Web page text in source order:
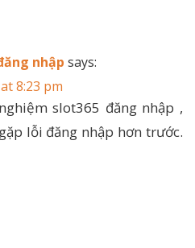
nhập says:
8:23 pm
slot365 đăng nhập ,
lỗi đăng nhập hơn trước.